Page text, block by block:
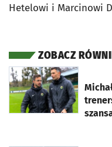
Hetelowi i Marcinowi
ZOBACZ
otworzy się w nowej